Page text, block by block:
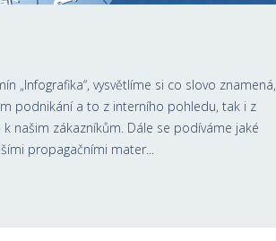
„Infografika“, vysvětlíme si co slovo znamená,
podnikání a to z interního pohledu, tak i z
našim zákazníkům. Dále se podíváme jaké
propagačními mater...